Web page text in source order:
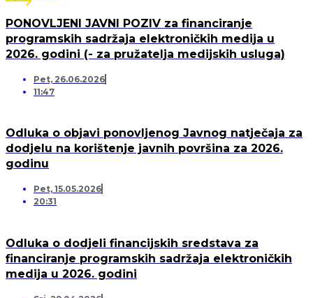
PONOVLJENI JAVNI POZIV za financiranje
programskih sadržaja elektroničkih medija u
2026. godini (- za pružatelja medijskih usluga)
Pet, 26.06.2026
11:47
Odluka o objavi ponovljenog Javnog natječaja za
dodjelu na korištenje javnih površina za 2026.
godinu
Pet, 15.05.2026
20:31
Odluka o dodjeli financijskih sredstava za
financiranje programskih sadržaja elektroničkih
medija u 2026. godini